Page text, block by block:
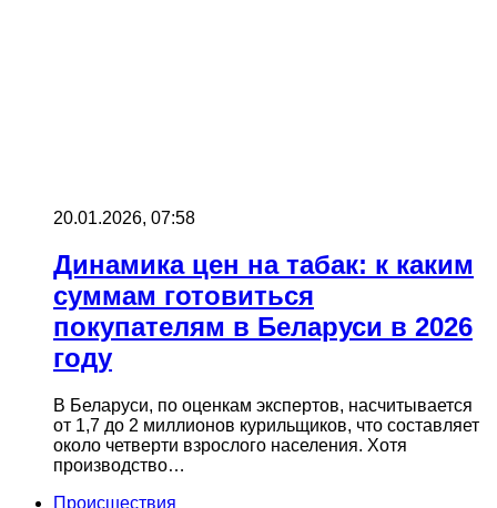
20.01.2026, 07:58
Динамика цен на табак: к каким
суммам готовиться
покупателям в Беларуси в 2026
году
В Беларуси, по оценкам экспертов, насчитывается
от 1,7 до 2 миллионов курильщиков, что составляет
около четверти взрослого населения. Хотя
производство…
Происшествия